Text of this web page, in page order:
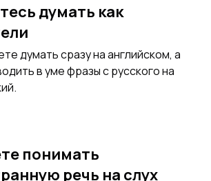
думать как
думать сразу на английском, а
в уме фразы с русского на
понимать
речь на слух